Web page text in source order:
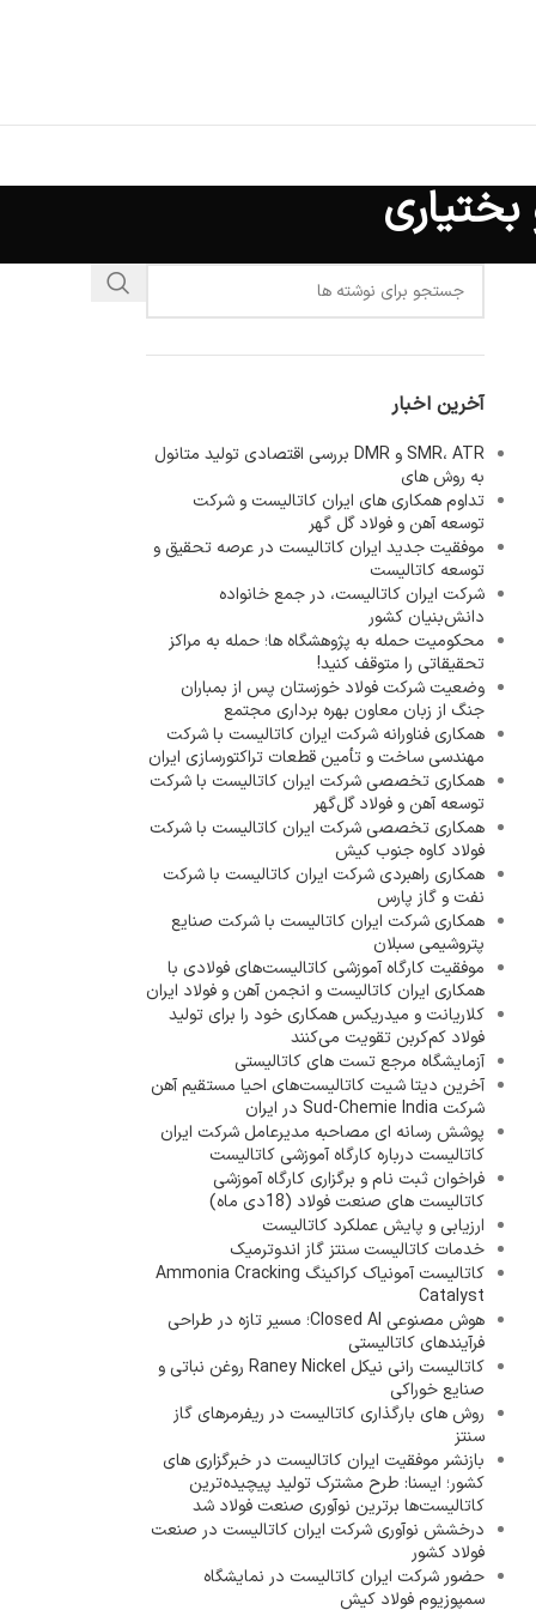
آخرین اخبار
SMR، ATR و DMR بررسی اقتصادی تولید متانول
به روش های
تداوم همکاری های ایران کاتالیست و شرکت
توسعه آهن و فولاد گل گهر
موفقیت جدید ایران کاتالیست در عرصه تحقیق و
توسعه کاتالیست
شرکت ایران کاتالیست، در جمع خانواده
دانش‌بنیان کشور
محکومیت حمله به پژوهشگاه ها؛ حمله به مراکز
تحقیقاتی را متوقف کنید!
وضعیت شرکت فولاد خوزستان پس از بمباران
جنگ از زبان معاون بهره برداری مجتمع
همکاری فناورانه شرکت ایران کاتالیست با شرکت
مهندسی ساخت و تأمین قطعات تراکتورسازی ایران
همکاری تخصصی شرکت ایران کاتالیست با شرکت
توسعه آهن و فولاد گل‌گهر
همکاری تخصصی شرکت ایران کاتالیست با شرکت
فولاد کاوه جنوب کیش
همکاری راهبردی شرکت ایران کاتالیست با شرکت
نفت و گاز پارس
همکاری شرکت ایران کاتالیست با شرکت صنایع
پتروشیمی سبلان
موفقیت کارگاه آموزشی کاتالیست‌های فولادی با
همکاری ایران کاتالیست و انجمن آهن و فولاد ایران
کلاریانت و میدریکس همکاری خود را برای تولید
فولاد کم‌کربن تقویت می‌کنند
آزمایشگاه مرجع تست های کاتالیستی
آخرین دیتا شیت کاتالیست‌های احیا مستقیم آهن
شرکت Sud-Chemie India در ایران
پوشش رسانه ای مصاحبه مدیرعامل شرکت ایران
کاتالیست درباره کارگاه آموزشی کاتالیست
فراخوان ثبت نام و برگزاری کارگاه آموزشی
کاتالیست های صنعت فولاد (18دی ماه)
ارزیابی و پایش عملکرد کاتالیست
خدمات کاتالیست سنتز گاز اندوترمیک
کاتالیست آمونیاک کراکینگ Ammonia Cracking
Catalyst
هوش مصنوعی Closed AI؛ مسیر تازه در طراحی
فرآیندهای کاتالیستی
کاتالیست رانی نیکل Raney Nickel روغن نباتی و
صنایع خوراکی
روش های بارگذاری کاتالیست در ریفرمرهای گاز
سنتز
بازنشر موفقیت ایران کاتالیست در خبرگزاری های
کشور؛ ایسنا: طرح مشترک تولید پیچیده‌ترین
کاتالیست‌ها برترین نوآوری صنعت فولاد شد
درخشش نوآوری شرکت ایران کاتالیست در صنعت
فولاد کشور
حضور شرکت ایران کاتالیست در نمایشگاه
سمپوزیوم فولاد کیش